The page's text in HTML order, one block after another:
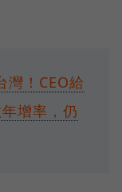
灣！CEO給
增率，仍